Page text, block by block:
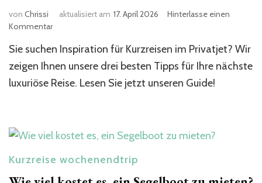
von Chrissi aktualisiert am 17. April 2026
Hinterlasse einen
Kommentarzu
Kurztrips:
unsere
&
Sie suchen Inspiration für Kurzreisen im Privatjet? Wir
zeigen Ihnen unsere drei besten Tipps für Ihre nächste
luxuriöse Reise. Lesen Sie jetzt unseren Guide!
Kurzreise wochenendtrip